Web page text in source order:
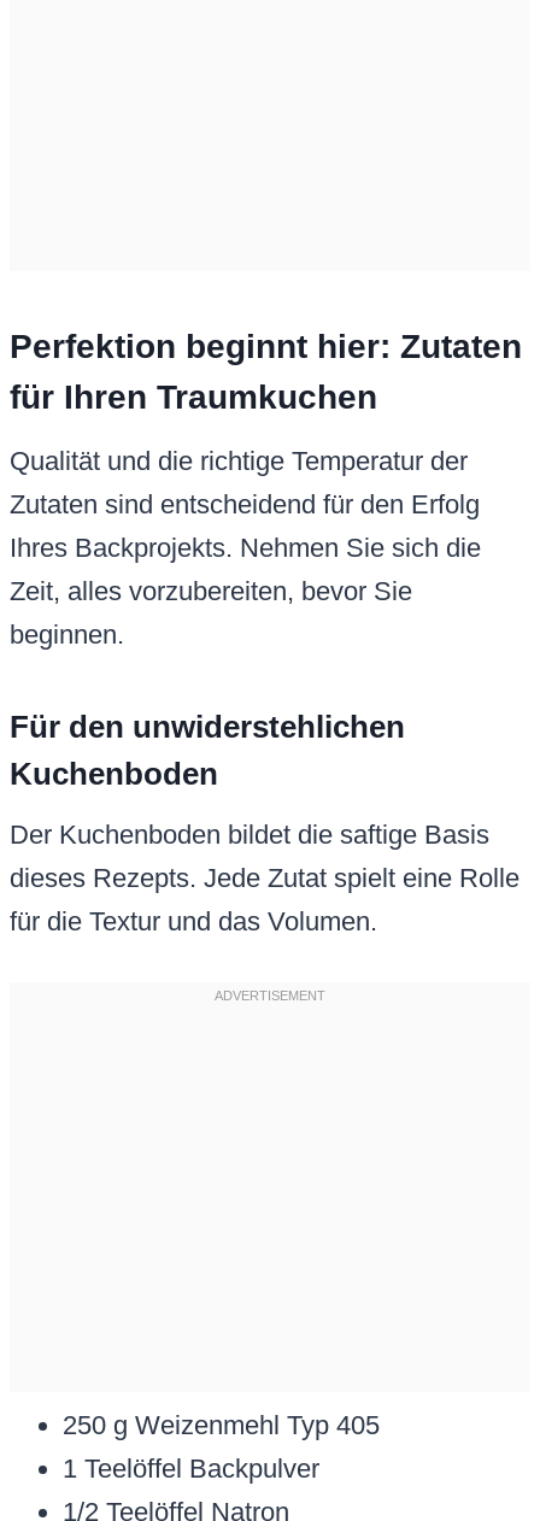
Perfektion beginnt hier: Zutaten
für Ihren Traumkuchen
Qualität und die richtige Temperatur der
Zutaten sind entscheidend für den Erfolg
Ihres Backprojekts. Nehmen Sie sich die
Zeit, alles vorzubereiten, bevor Sie
beginnen.
Für den unwiderstehlichen
Kuchenboden
Der Kuchenboden bildet die saftige Basis
dieses Rezepts. Jede Zutat spielt eine Rolle
für die Textur und das Volumen.
250 g Weizenmehl Typ 405
1 Teelöffel Backpulver
1/2 Teelöffel Natron